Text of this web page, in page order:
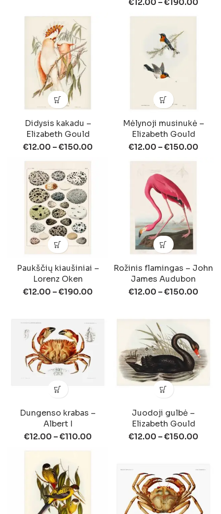
€12.00 –€190.00
Didysis kakadu –
Elizabeth Gould
€12.00 –€150.00
Mėlynoji musinukė –
Elizabeth Gould
€12.00 –€150.00
Paukščių kiaušiniai –
Lorenz Oken
€12.00 –€190.00
Rožinis flamingas – John
James Audubon
€12.00 –€150.00
Dungenso krabas –
Albert I
€12.00 –€110.00
Juodoji gulbė –
Elizabeth Gould
€12.00 –€150.00